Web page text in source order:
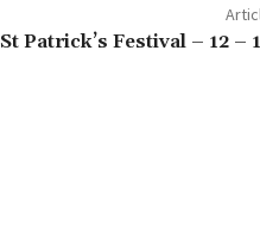
St Patrick’s Festival – 12 –